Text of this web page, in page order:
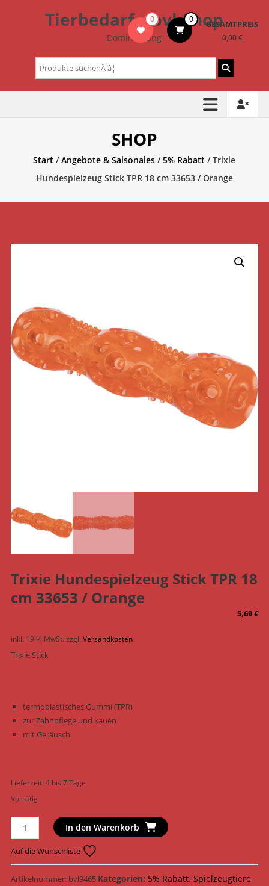
Tierbedarf – bvl-Shop
Dominik Lang
0 0 GESAMTPREIS
0,00 €
Suchen
nach:
SHOP
Start /Angebote & Saisonales /5% Rabatt / Trixie
Hundespielzeug Stick TPR 18 cm 33653 / Orange
Trixie Hundespielzeug Stick TPR 18
cm 33653 / Orange
5,69€
inkl. 19 % MwSt.zzgl.Versandkosten
Trixie Stick
termoplastisches Gummi (TPR)
zur Zahnpflege und kauen
mit Geräusch
Lieferzeit:4 bis 7 Tage
Vorrätig
Trixie
Hundespielzeug
Stick
TPR
18
In den Warenkorb
Auf die Wunschliste
Artikelnummer: bvl9465 Kategorien: 5% Rabatt, Spielzeugtiere